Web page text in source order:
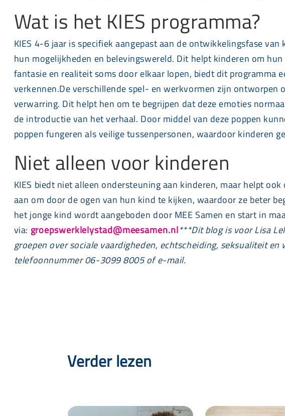
Wat is het KIES programma?
KIES 4-6 jaar is specifiek aangepast aan de ontwikkelingsfase
hun mogelijkheden en belevingswereld. Dit helpt kinderen om
fantasie en realiteit soms door elkaar lopen, biedt dit programma
verkennen.De verschillende spel- en werkvormen zijn ontworpen
verwarring. Dit helpt hen om te begrijpen dat deze emoties
de introductie van het verhaal. Door middel van deze poppen
poppen fungeren als veilige tussenpersonen, waardoor kinderen
Niet alleen voor kinderen
KIES biedt niet alleen ondersteuning aan kinderen, maar helpt
aan om door de ogen van hun kind te kijken, waardoor ze beter
het jonge kind wordt aangeboden door MEE Samen en start in
via: groepswerklelystad@meesamen.nl***Dit blog is voor Lisa
groepen over sociale vaardigheden, echtscheiding, seksualiteit
telefoonnummer 06-3099 8005 of e-mail.
Verder lezen